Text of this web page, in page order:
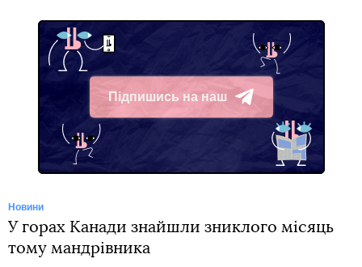
Підпишись на наш
Telegram
Новини
У горах Канади знайшли зниклого місяць
тому мандрівника